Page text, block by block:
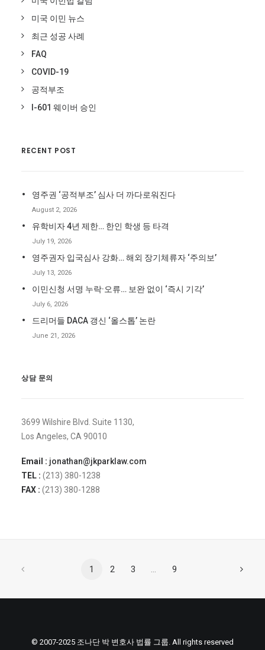
미국 이민 뉴스
최근 성공 사례
FAQ
COVID-19
공적부조
I-601 웨이버 승인
RECENT POST
영주권 ‘공적부조’ 심사 더 까다로워진다
August 2, 2026
유학비자 4년 제한… 한인 학생 등 타격
July 19, 2026
영주권자 입국심사 강화… 해외 장기체류자 ‘주의보’
July 13, 2026
이민신청 서명 누락·오류… 보완 없이 ‘즉시 기각’
July 6, 2026
드리머들 DACA 갱신 ‘올스톱’ 논란
June 21, 2026
상담 문의
3699 Wilshire Blvd. Suite 1130,
Los Angeles, CA 90010
Email : jonathan@jkparklaw.com
TEL : (213) 380-1238
FAX : (213) 380-1288
1 2 3 9
© 2007-2025 조나단 박 변호사 법률 그룹. All rights reserved